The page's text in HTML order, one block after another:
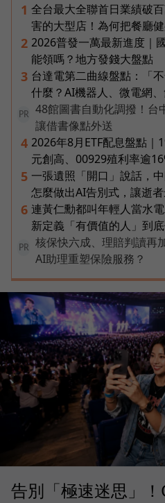
1 全台最大全聯首日業績破
害的大型店！為何把餐廳
2 2026普發一萬最新進度｜
能領嗎？地方發錢大盤點
3 台達電第二曲線盤點：「
什麼？AI機器人、微電網
PR
48館圖書自動化調撥！台
讓借書像點外送
4 2026年8月ETF配息盤點｜
元創高、00929殖利率逾
5 一張遺照「開口」說話，
怎麼做出AI告別式，讓逝
6 連黃仁勳都叫年輕人當水
新定義「有價值的人」到
PR
核保快六成、理賠判讀再
AI助理重塑保險服務？
告別「極速迷思」